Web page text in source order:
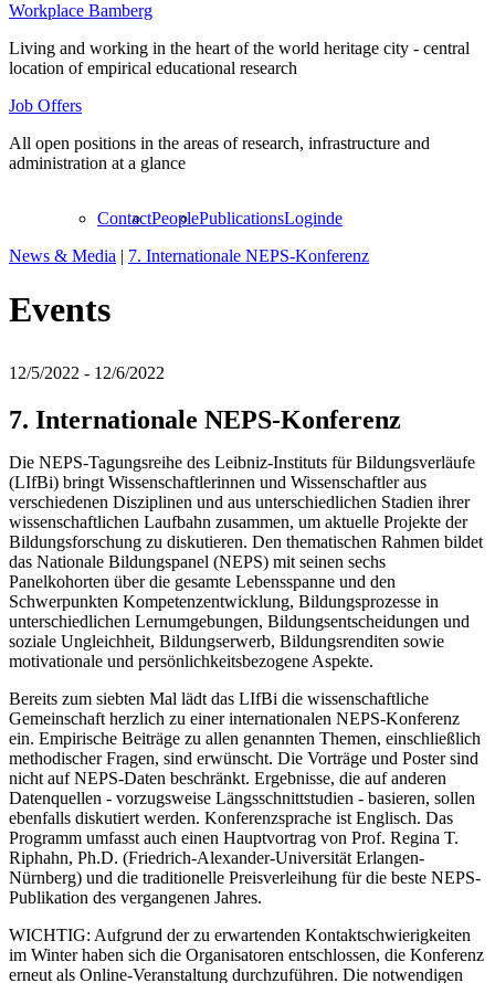
Workplace Bamberg
Living and working in the heart of the world heritage city - central
location of empirical educational research
Job Offers
All open positions in the areas of research, infrastructure and
administration at a glance
ContactPeoplePublicationsLoginde
News & Media | 7. Internationale NEPS-Konferenz
Events
12/5/2022 - 12/6/2022
7. Internationale NEPS-Konferenz
Die NEPS-Tagungsreihe des Leibniz-Instituts für Bildungsverläufe
(LIfBi) bringt Wissenschaftlerinnen und Wissenschaftler aus
verschiedenen Disziplinen und aus unterschiedlichen Stadien ihrer
wissenschaftlichen Laufbahn zusammen, um aktuelle Projekte der
Bildungsforschung zu diskutieren. Den thematischen Rahmen bildet
das Nationale Bildungspanel (NEPS) mit seinen sechs
Panelkohorten über die gesamte Lebensspanne und den
Schwerpunkten Kompetenzentwicklung, Bildungsprozesse in
unterschiedlichen Lernumgebungen, Bildungsentscheidungen und
soziale Ungleichheit, Bildungserwerb, Bildungsrenditen sowie
motivationale und persönlichkeitsbezogene Aspekte.
Bereits zum siebten Mal lädt das LIfBi die wissenschaftliche
Gemeinschaft herzlich zu einer internationalen NEPS-Konferenz
ein. Empirische Beiträge zu allen genannten Themen, einschließlich
methodischer Fragen, sind erwünscht. Die Vorträge und Poster sind
nicht auf NEPS-Daten beschränkt. Ergebnisse, die auf anderen
Datenquellen - vorzugsweise Längsschnittstudien - basieren, sollen
ebenfalls diskutiert werden. Konferenzsprache ist Englisch. Das
Programm umfasst auch einen Hauptvortrag von Prof. Regina T.
Riphahn, Ph.D. (Friedrich-Alexander-Universität Erlangen-
Nürnberg) und die traditionelle Preisverleihung für die beste NEPS-
Publikation des vergangenen Jahres.
WICHTIG: Aufgrund der zu erwartenden Kontaktschwierigkeiten
im Winter haben sich die Organisatoren entschlossen, die Konferenz
erneut als Online-Veranstaltung durchzuführen. Die notwendigen